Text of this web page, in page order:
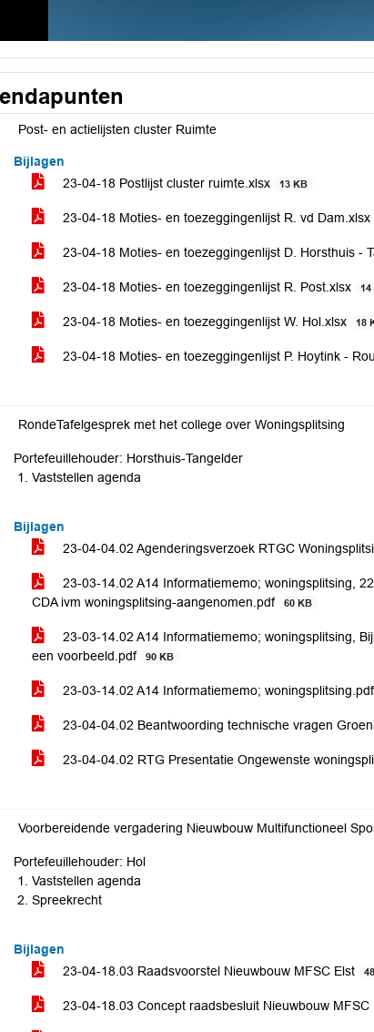
Post- en actielijsten cluster Ruimte
Bijlagen
23-04-18 Postlijst cluster ruimte.xlsx
13 KB
23-04-18 Moties- en toezeggingenlijst R. vd Dam.xlsx
23-04-18 Moties- en toezeggingenlijst D. Horsthuis -
23-04-18 Moties- en toezeggingenlijst R. Post.xlsx 14
23-04-18 Moties- en toezeggingenlijst W. Hol.xlsx 18
23-04-18 Moties- en toezeggingenlijst P. Hoytink -
RondeTafelgesprek met het college over Woningsplitsing
Portefeuillehouder: Horsthuis-Tangelder
Vaststellen agenda
Bijlagen
23-04-04.02 Agenderingsverzoek RTGC
23-03-14.02 A14 Informatiememo; woningsplitsing,
CDA ivm woningsplitsing-aangenomen.pdf
60 KB
23-03-14.02 A14 Informatiememo; woningsplitsing,
een voorbeeld.pdf
90 KB
23-03-14.02 A14 Informatiememo; woningsplitsing.pdf
23-04-04.02 Beantwoording technische vragen
23-04-04.02 RTG Presentatie Ongewenste
Voorbereidende vergadering Nieuwbouw
Portefeuillehouder: Hol
Vaststellen agenda
Spreekrecht
Bijlagen
23-04-18.03 Raadsvoorstel Nieuwbouw MFSC Elst
23-04-18.03 Concept raadsbesluit Nieuwbouw MFSC